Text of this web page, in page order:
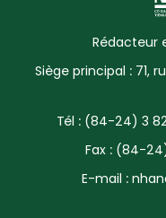
Rédacteur
Siège principal : 71,
Tél : (84-24) 3
Fax : (84-
E-mail :